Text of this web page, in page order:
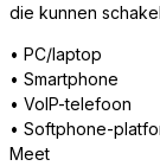
die kunnen
• PC/laptop
• Smartphone
• VoIP-telefoon
• Softphone-
Meet